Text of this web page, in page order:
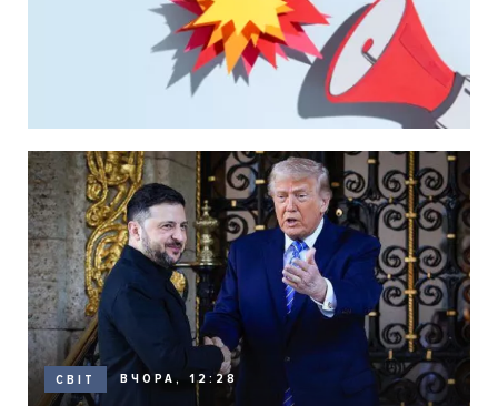
СВІТ ВЧОРА, 12:28